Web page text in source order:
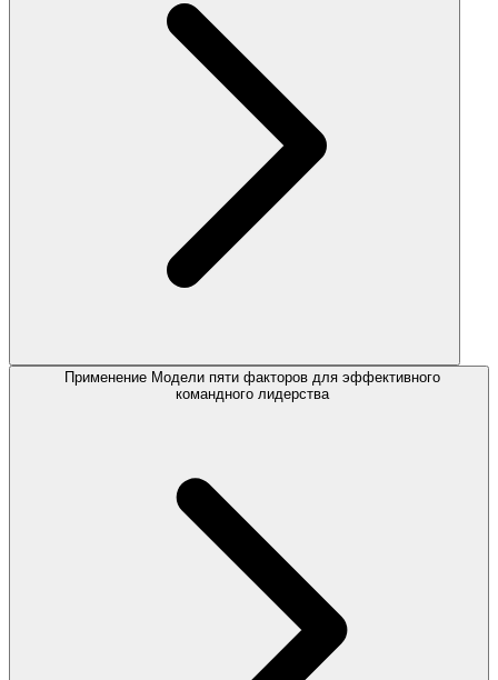
Применение Модели пяти факторов для эффективного
командного лидерства